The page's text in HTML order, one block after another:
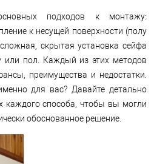
подходов к монтажу:
к несущей поверхности (полу
скрытая установка сейфа
или пол. Каждый из этих методов
преимущества и недостатки.
для вас? Давайте детально
каждого способа, чтобы вы могли
обоснованное решение.